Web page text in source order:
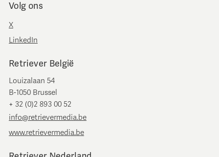
Volg ons
X
LinkedIn
Retriever België
Louizalaan 54
B-1050 Brussel
+ 32 (0)2 893 00 52
info@retrievermedia.be
www.retrievermedia.be